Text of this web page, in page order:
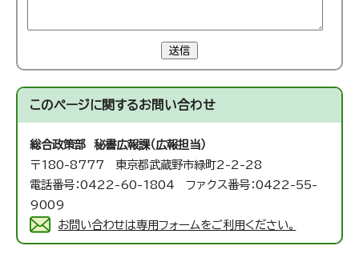
送信
このページに関するお問い合わせ
総合政策部 秘書広報課（広報担当）
〒180-8777 東京都武蔵野市緑町2-2-28
電話番号：0422-60-1804 ファクス番号：0422-55-
9009
お問い合わせは専用フォームをご利用ください。